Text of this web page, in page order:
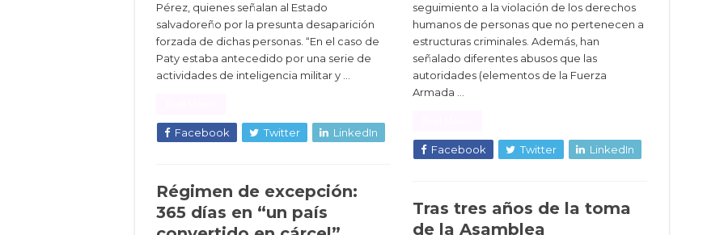
Pérez, quienes señalan al Estado
salvadoreño por la presunta desaparición
forzada de dichas personas. “En el caso de
Paty estaba antecedido por una serie de
actividades de inteligencia militar y …
Facebook Twitter LinkedIn
seguimiento a la violación de los derechos
humanos de personas que no pertenecen a
estructuras criminales. Además, han
señalado diferentes abusos que las
autoridades (elementos de la Fuerza
Armada …
Facebook Twitter LinkedIn
Régimen de excepción:
365 días en “un país
Tras tres años de la toma
de la Asamblea